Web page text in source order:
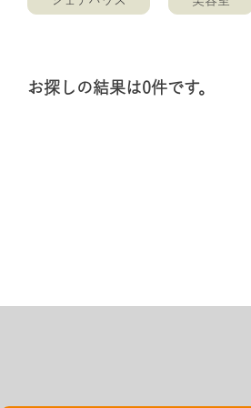
お探しの結果は0件です。